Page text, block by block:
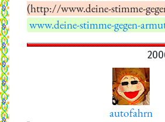
(http://www.deine-stimme-
www.deine-stimme-gegen-
autofahrn